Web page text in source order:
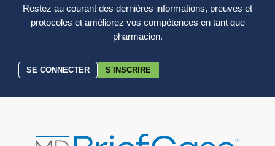
Restez au courant des dernières informations, preuves et
protocoles et améliorez vos compétences en tant que
pharmacien.
SE CONNECTER S'INSCRIRE